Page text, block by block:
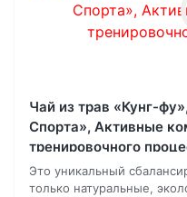
Чай из трав «Кунг-
Спорта», Активные
тренировочного
Это уникальный
только натуральные,